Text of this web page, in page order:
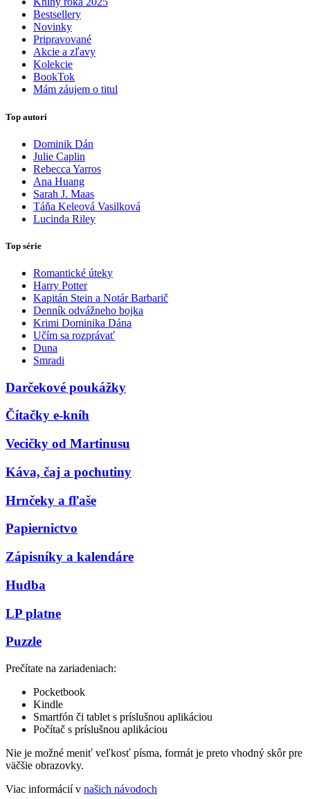
Bestsellery
Novinky
Pripravované
Akcie a zľavy
Kolekcie
BookTok
Mám záujem o titul
Top autori
Dominik Dán
Julie Caplin
Rebecca Yarros
Ana Huang
Sarah J. Maas
Táňa Keleová Vasilková
Lucinda Riley
Top série
Romantické úteky
Harry Potter
Kapitán Stein a Notár Barbarič
Denník odvážneho bojka
Krimi Dominika Dána
Učím sa rozprávať
Duna
Smradi
Darčekové poukážky
Čítačky e-kníh
Vecičky od Martinusu
Káva, čaj a pochutiny
Hrnčeky a fľaše
Papiernictvo
Zápisníky a kalendáre
Hudba
LP platne
Puzzle
Prečítate na zariadeniach:
Pocketbook
Kindle
Smartfón či tablet s príslušnou aplikáciou
Počítač s príslušnou aplikáciou
Nie je možné meniť veľkosť písma, formát je preto vhodný skôr pre
väčšie obrazovky.
Viac informácií v našich návodoch